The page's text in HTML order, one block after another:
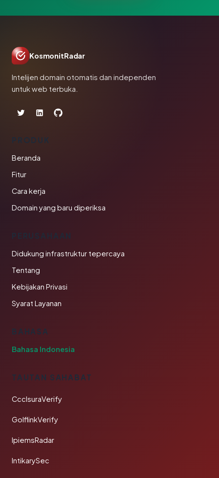
KosmonitRadar
Intelijen domain otomatis dan independen
untuk web terbuka.
PRODUK
Beranda
Fitur
Cara kerja
Domain yang baru diperiksa
PERUSAHAAN
Didukung infrastruktur tepercaya
Tentang
Kebijakan Privasi
Syarat Layanan
BAHASA
Bahasa Indonesia
TAUTAN SAHABAT
CcclsuraVerify
GolflinkVerify
IpiemsRadar
IntikarySec